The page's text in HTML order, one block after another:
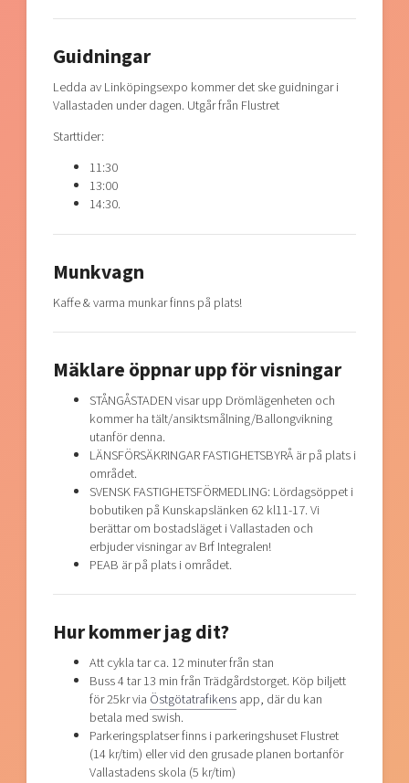
Guidningar
Ledda av Linköpingsexpo kommer det ske guidningar i
Vallastaden under dagen. Utgår från Flustret
Starttider:
11:30
13:00
14:30.
Munkvagn
Kaffe & varma munkar finns på plats!
Mäklare öppnar upp för visningar
STÅNGÅSTADEN visar upp Drömlägenheten och
kommer ha tält/ansiktsmålning/Ballongvikning
utanför denna.
LÄNSFÖRSÄKRINGAR FASTIGHETSBYRÅ är på plats i
området.
SVENSK FASTIGHETSFÖRMEDLING: Lördagsöppet i
bobutiken på Kunskapslänken 62 kl11-17. Vi
berättar om bostadsläget i Vallastaden och
erbjuder visningar av Brf Integralen!
PEAB är på plats i området.
Hur kommer jag dit?
Att cykla tar ca. 12 minuter från stan
Buss 4 tar 13 min från Trädgårdstorget. Köp biljett
för 25kr via Östgötatrafikensapp, där du kan
betala med swish.
Parkeringsplatser finns i parkeringshuset Flustret
(14 kr/tim) eller vid den grusade planen bortanför
Vallastadens skola (5 kr/tim)